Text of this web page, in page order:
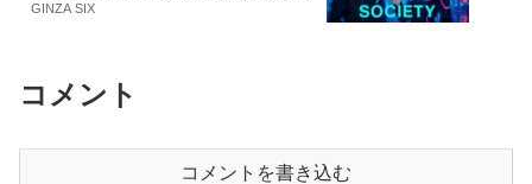
GINZA SIX
コメント
コメントを書き込む